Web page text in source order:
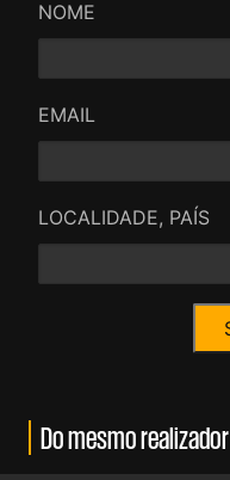
NOME
EMAIL
LOCALIDADE, PAÍS
Do mesmo realizador